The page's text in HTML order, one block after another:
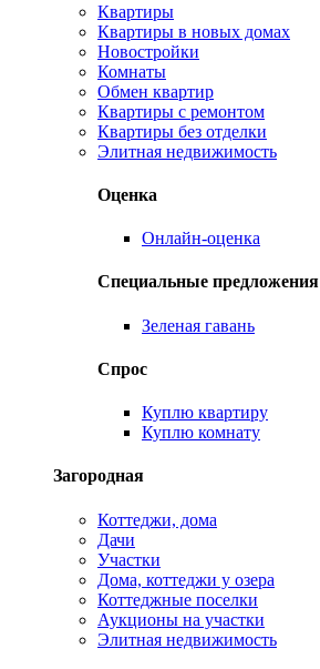
Квартиры
Квартиры в новых домах
Новостройки
Комнаты
Обмен квартир
Квартиры с ремонтом
Квартиры без отделки
Элитная недвижимость
Оценка
Онлайн-оценка
Специальные предложения
Зеленая гавань
Спрос
Куплю квартиру
Куплю комнату
Загородная
Коттеджи, дома
Дачи
Участки
Дома, коттеджи у озера
Коттеджные поселки
Аукционы на участки
Элитная недвижимость